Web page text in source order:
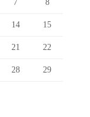
7 8
14 15
21 22
28 29